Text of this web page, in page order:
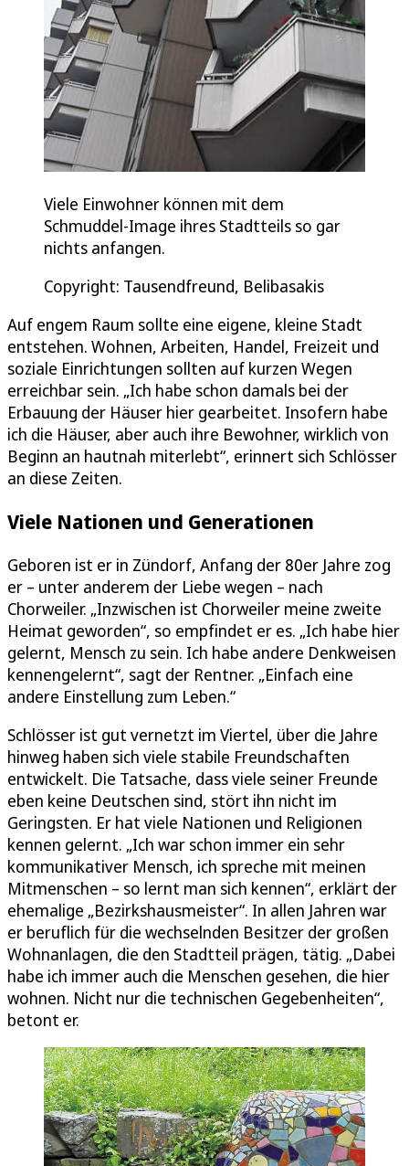
Viele Einwohner können mit dem
Schmuddel-Image ihres Stadtteils so gar
nichts anfangen.
Copyright: Tausendfreund, Belibasakis
Auf engem Raum sollte eine eigene, kleine Stadt
entstehen. Wohnen, Arbeiten, Handel, Freizeit und
soziale Einrichtungen sollten auf kurzen Wegen
erreichbar sein. „Ich habe schon damals bei der
Erbauung der Häuser hier gearbeitet. Insofern habe
ich die Häuser, aber auch ihre Bewohner, wirklich von
Beginn an hautnah miterlebt“, erinnert sich Schlösser
an diese Zeiten.
Viele Nationen und Generationen
Geboren ist er in Zündorf, Anfang der 80er Jahre zog
er – unter anderem der Liebe wegen – nach
Chorweiler. „Inzwischen ist Chorweiler meine zweite
Heimat geworden“, so empfindet er es. „Ich habe hier
gelernt, Mensch zu sein. Ich habe andere Denkweisen
kennengelernt“, sagt der Rentner. „Einfach eine
andere Einstellung zum Leben.“
Schlösser ist gut vernetzt im Viertel, über die Jahre
hinweg haben sich viele stabile Freundschaften
entwickelt. Die Tatsache, dass viele seiner Freunde
eben keine Deutschen sind, stört ihn nicht im
Geringsten. Er hat viele Nationen und Religionen
kennen gelernt. „Ich war schon immer ein sehr
kommunikativer Mensch, ich spreche mit meinen
Mitmenschen – so lernt man sich kennen“, erklärt der
ehemalige „Bezirkshausmeister“. In allen Jahren war
er beruflich für die wechselnden Besitzer der großen
Wohnanlagen, die den Stadtteil prägen, tätig. „Dabei
habe ich immer auch die Menschen gesehen, die hier
wohnen. Nicht nur die technischen Gegebenheiten“,
betont er.